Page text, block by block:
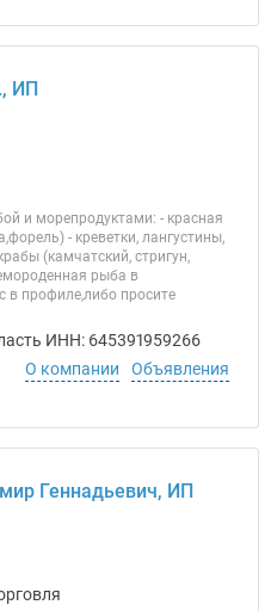
ИП
и морепродуктами: - красная
- креветки, лангустины,
(камчатский, стригун,
рыба в
в профиле,либо просите
ИНН: 645391959266
О компании
Объявления
Геннадьевич, ИП